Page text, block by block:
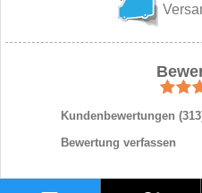
Kundenbewertungen (313
Bewertung verfassen